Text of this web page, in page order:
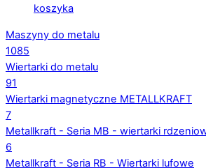
koszyka
Maszyny do metalu
1085
Wiertarki do metalu
91
Wiertarki magnetyczne METALLKRAFT
7
Metallkraft - Seria MB - wiertarki
6
Metallkraft - Seria RB - Wiertarki lufowe